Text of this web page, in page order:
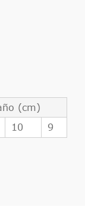
(cm)
10 9